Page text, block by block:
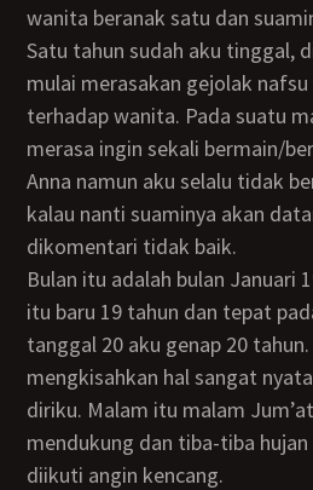
wanita beranak satu dan
Satu tahun sudah aku tinggal, di akhir tahun 1995 aku
mulai merasakan gejolak
terhadap wanita. Pada suatu
merasa ingin sekali bermain/
Anna namun aku selalu tidak
kalau nanti suaminya akan
dikomentari tidak baik.
Bulan itu adalah bulan Januari 1996, usiaku pada saat
itu baru 19 tahun dan tepat
tanggal 20 aku genap 20
mengkisahkan hal sangat
diriku. Malam itu malam
mendukung dan tiba-tiba
diikuti angin kencang.